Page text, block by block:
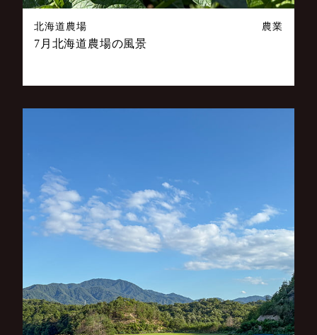
北海道農場 農業
7月北海道農場の風景